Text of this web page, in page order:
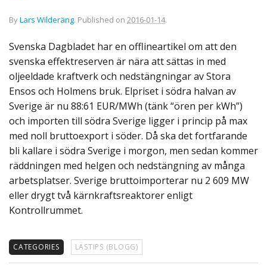
ByLars Wilderäng. Published on 2016-01-14.
Svenska Dagbladet har en offlineartikel om att den
svenska effektreserven är nära att sättas in med
oljeeldade kraftverk och nedstängningar av Stora
Ensos och Holmens bruk. Elpriset i södra halvan av
Sverige är nu 88:61 EUR/MWh (tänk “ören per kWh”)
och importen till södra Sverige ligger i princip på max
med noll bruttoexport i söder. Då ska det fortfarande
bli kallare i södra Sverige i morgon, men sedan kommer
räddningen med helgen och nedstängning av många
arbetsplatser. Sverige bruttoimporterar nu 2 609 MW
eller drygt två kärnkraftsreaktorer enligt
Kontrollrummet.
CATEGORIES LÄSTIPS (BLOGG)